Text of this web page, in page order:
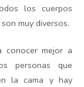
los cuerpos
muy diversos.
conocer mejor a
personas que
la cama y hay